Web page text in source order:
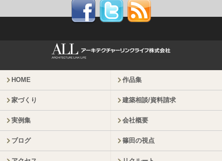
HOME 作品集
家づくり 建築相談/資料請求
実例集 会社概要
ブログ 篠田の視点